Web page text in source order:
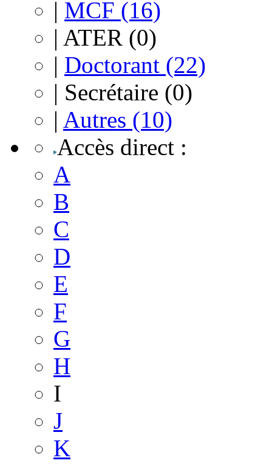
| MCF (16)
| ATER (0)
| Doctorant (22)
| Secrétaire (0)
| Autres (10)
Accès direct :
A
B
C
D
E
F
G
H
I
J
K